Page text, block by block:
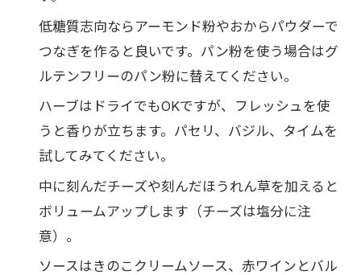
低糖質志向ならアーモンド粉やおからパウダーで
つなぎを作ると良いです。パン粉を使う場合はグ
ルテンフリーのパン粉に替えてください。
ハーブはドライでもOKですが、フレッシュを使
うと香りが立ちます。パセリ、バジル、タイムを
試してみてください。
中に刻んだチーズや刻んだほうれん草を加えると
ボリュームアップします（チーズは塩分に注
意）。
ソースはきのこクリームソース、赤ワインとバル